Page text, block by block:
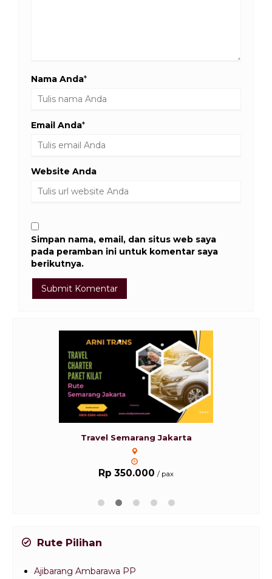
Nama Anda*
Email Anda*
Website Anda
Simpan nama, email, dan situs web saya
pada peramban ini untuk komentar saya
berikutnya.
Travel Semarang Jakarta
Rp 350.000 / pax
Rute Pilihan
Ajibarang Ambarawa PP